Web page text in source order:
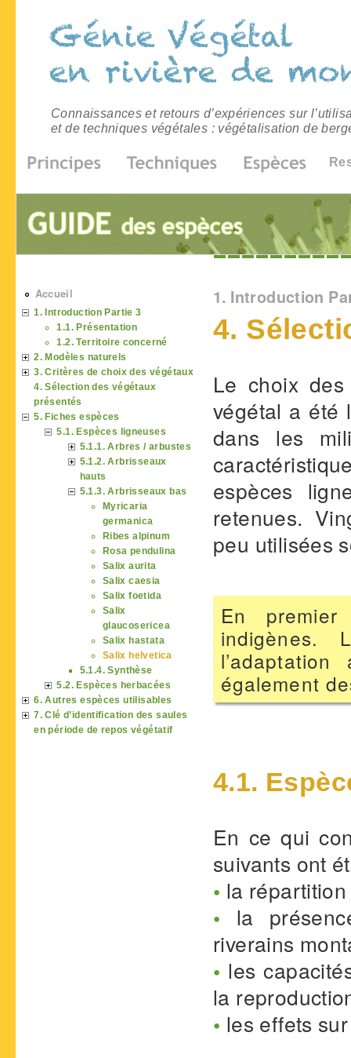
Connaissances et retours d’expériences sur
et de techniques végétales : végétalisation de
Vous êtes ici
1. Introduction
4.
Le choix
végétal a été
dans les
espèces
retenues.
peu utilisées
En
indigènes.
également
4.1.
En ce qui
suivants ont
• la
• la
riverains
• les
la
• les effets
Accueil
1. Introduction Partie 3
1.1. Présentation
1.2. Territoire concerné
2. Modèles naturels
3. Critères de choix des végétaux
4. Sélection des végétaux
présentés
5. Fiches espèces
5.1. Espèces ligneuses
5.1.1. Arbres / arbustes
5.1.2. Arbrisseaux
hauts
5.1.3. Arbrisseaux bas
Myricaria
germanica
Ribes alpinum
Rosa pendulina
Salix aurita
Salix caesia
Salix foetida
Salix
glaucosericea
Salix hastata
Salix helvetica
5.1.4. Synthèse
5.2. Espèces herbacées
6. Autres espèces utilisables
7. Clé d’identification des saules
en période de repos végétatif